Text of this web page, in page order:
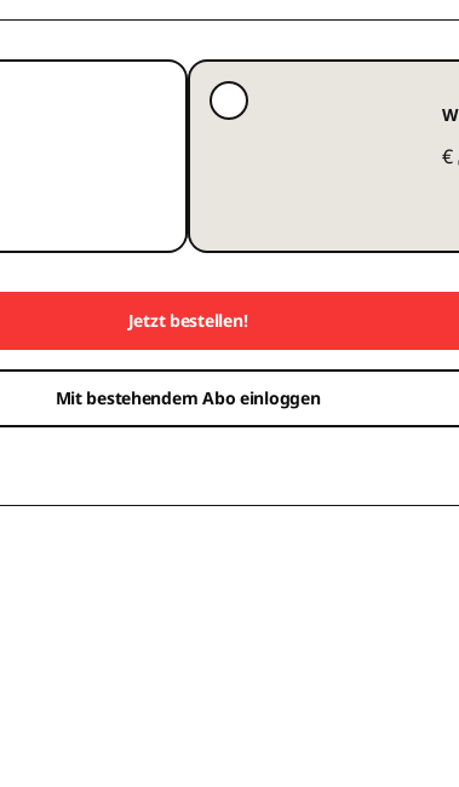
€
Jetzt bestellen!
Mit bestehendem Abo einloggen